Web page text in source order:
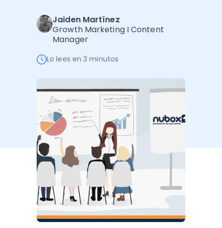
Administración Empresarial
Software Factura y Administración
Jaiden Martínez
Growth Marketing I Content
Manager
Lo lees en 3 minutos